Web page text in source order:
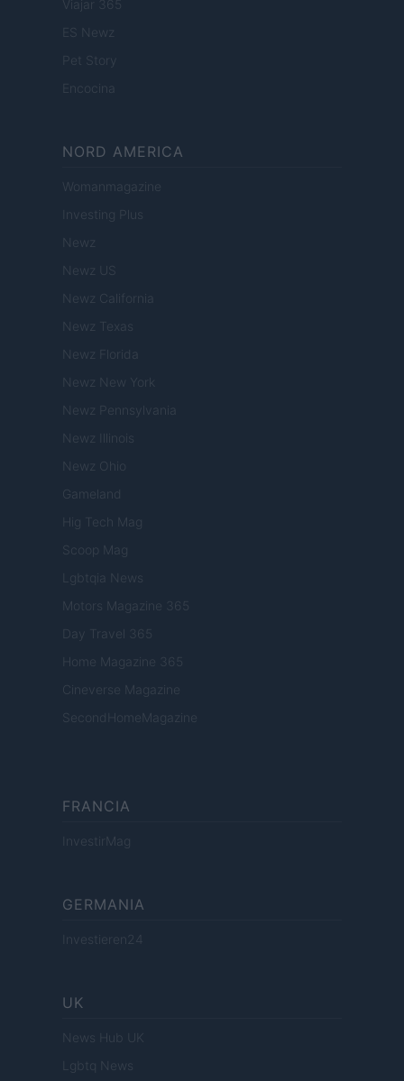
Viajar 365
ES Newz
Pet Story
Encocina
NORD AMERICA
Womanmagazine
Investing Plus
Newz
Newz US
Newz California
Newz Texas
Newz Florida
Newz New York
Newz Pennsylvania
Newz Illinois
Newz Ohio
Gameland
Hig Tech Mag
Scoop Mag
Lgbtqia News
Motors Magazine 365
Day Travel 365
Home Magazine 365
Cineverse Magazine
SecondHomeMagazine
FRANCIA
InvestirMag
GERMANIA
Investieren24
UK
News Hub UK
Lgbtq News